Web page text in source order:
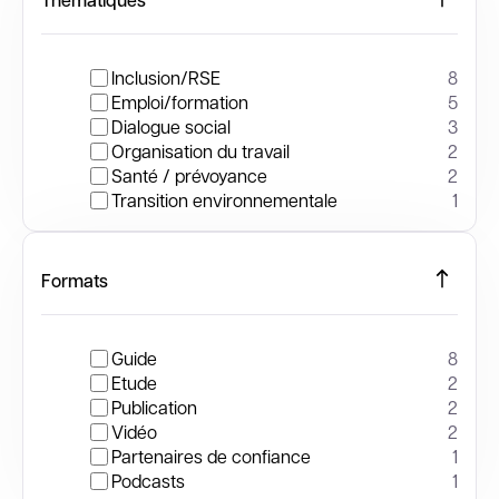
Inclusion/RSE
8
Emploi/formation
5
Dialogue social
3
Organisation du travail
2
Santé / prévoyance
2
Transition environnementale
1
Formats
Guide
8
Etude
2
Publication
2
Vidéo
2
Partenaires de confiance
1
Podcasts
1